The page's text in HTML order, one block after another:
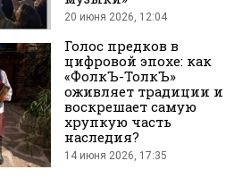
Вконтакте20 июня 2026, 12:04
Голос предков в
цифровой эпохе: как
«ФолкЪ-ТолкЪ»
оживляет традиции и
воскрешает самую
хрупкую часть
наследия?
14 июня 2026, 17:35